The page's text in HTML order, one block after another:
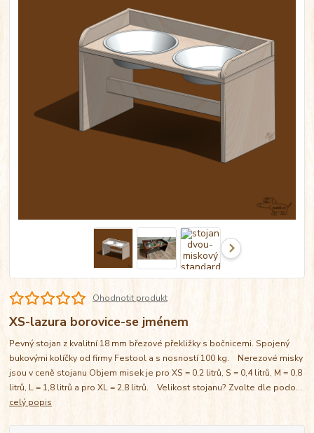
Ohodnotit produkt
XS-lazura borovice-se jménem
Pevný stojan z kvalitní 18 mm březové překližky s bočnicemi. Spojený
bukovými kolíčky od firmy Festool a s nosností 100 kg. Nerezové misky
jsou v ceně stojanu Objem misek je pro XS = 0,2 litrů, S = 0,4 litrů, M = 0,8
litrů, L = 1,8 litrů a pro XL = 2,8 litrů. Velikost stojanu? Zvolte dle podo...
celý popis